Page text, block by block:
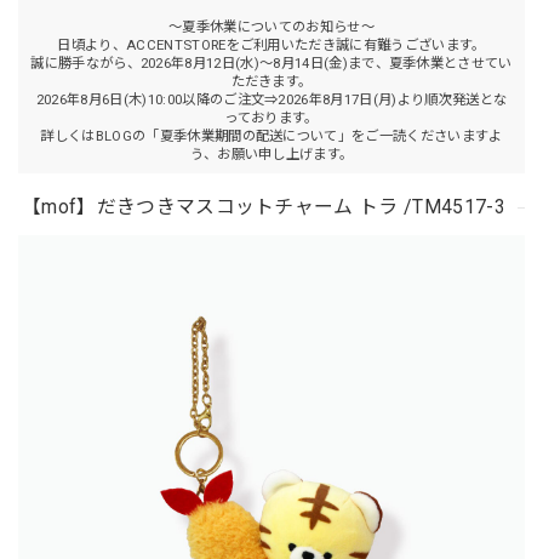
～夏季休業についてのお知らせ～
日頃より、ACCENTSTOREをご利用いただき誠に有難うございます。
誠に勝手ながら、2026年8月12日(水)～8月14日(金)まで、夏季休業とさせてい
ただきます。
2026年8月6日(木)10:00以降のご注文⇒2026年8月17日(月)より順次発送とな
っております。
詳しくはBLOGの「夏季休業期間の配送について」をご一読くださいますよ
う、お願い申し上げます。
【mof】だきつきマスコットチャーム トラ /TM4517-3